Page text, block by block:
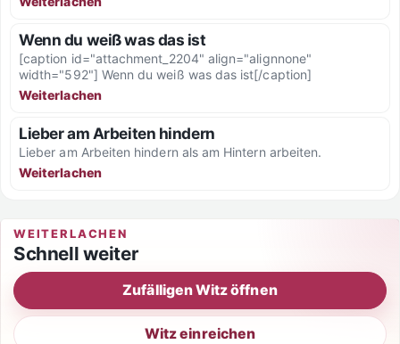
Wenn du weiß was das ist
[caption id="attachment_2204" align="alignnone"
width="592"] Wenn du weiß was das ist[/caption]
Weiterlachen
Lieber am Arbeiten hindern
Lieber am Arbeiten hindern als am Hintern arbeiten.
Weiterlachen
WEITERLACHEN
Schnell weiter
Zufälligen Witz öffnen
Witz einreichen